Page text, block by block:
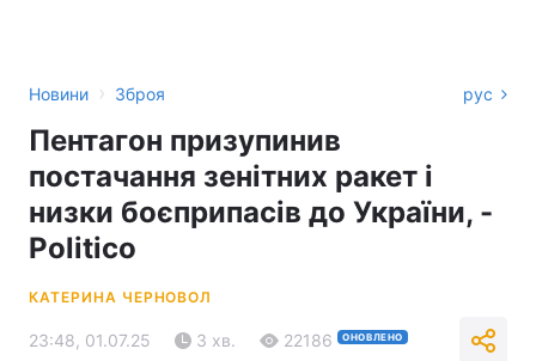
Новини › Зброя рус
Пентагон призупинив
постачання зенітних ракет і
низки боєприпасів до України, -
Politico
КАТЕРИНА ЧЕРНОВОЛ
23:48, 01.07.25 3 хв. 22186 ОНОВЛЕНО